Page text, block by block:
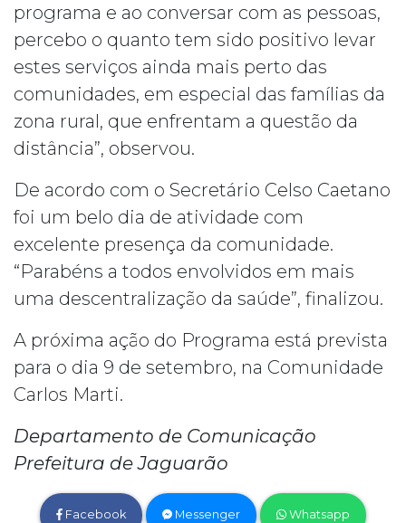
programa e ao conversar com as pessoas,
percebo o quanto tem sido positivo levar
estes serviços ainda mais perto das
comunidades, em especial das famílias da
zona rural, que enfrentam a questão da
distância”, observou.
De acordo com o Secretário Celso Caetano
foi um belo dia de atividade com
excelente presença da comunidade.
“Parabéns a todos envolvidos em mais
uma descentralização da saúde”, finalizou.
A próxima ação do Programa está prevista
para o dia 9 de setembro, na Comunidade
Carlos Marti.
Departamento de Comunicação
Prefeitura de Jaguarão
Facebook Messenger Whatsapp